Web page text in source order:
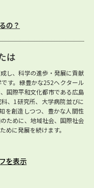
の？
は
し、科学の進歩・発展に貢献
す。緑豊かな252ヘクタール
国際平和文化都市である広島
、1研究所、大学病院並びに
を創造しつつ、豊かな人間性
ために、地域社会、国際社会
めに発展を続けます。
を表示